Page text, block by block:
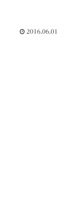
2016.06.01